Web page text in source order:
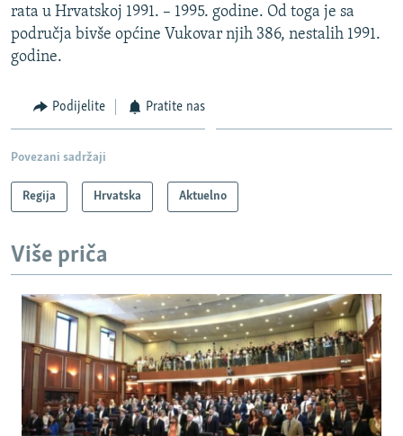
rata u Hrvatskoj 1991. – 1995. godine. Od toga je sa
područja bivše općine Vukovar njih 386, nestalih 1991.
godine.
Podijelite Pratite nas
Povezani sadržaji
Regija Hrvatska Aktuelno
Više priča